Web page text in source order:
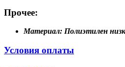
Прочее:
Материал: Полиэтилен
Условия оплаты